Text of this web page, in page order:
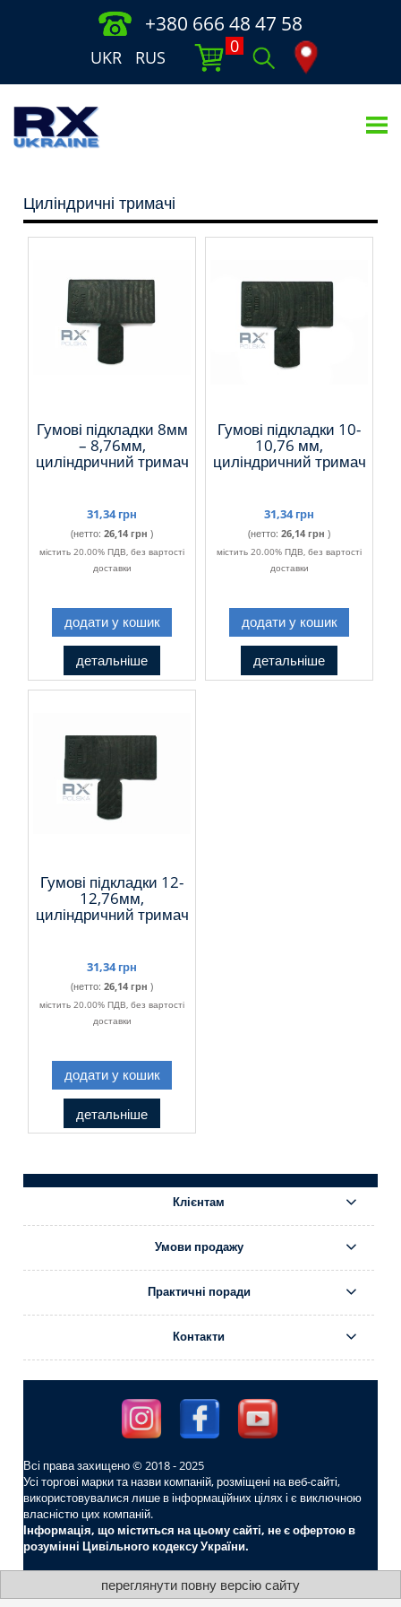
+380 666 48 47 58
UKR RUS
0
Циліндричні тримачі
Гумові підкладки 8мм
– 8,76мм,
циліндричний тримач
31,34 грн
(нетто: 26,14 грн )
містить 20.00% ПДВ, без вартості
доставки
додати у кошик
детальніше
Гумові підкладки 10-
10,76 мм,
циліндричний тримач
31,34 грн
(нетто: 26,14 грн )
містить 20.00% ПДВ, без вартості
доставки
додати у кошик
детальніше
Гумові підкладки 12-
12,76мм,
циліндричний тримач
31,34 грн
(нетто: 26,14 грн )
містить 20.00% ПДВ, без вартості
доставки
додати у кошик
детальніше
Клієнтам
Умови продажу
Практичні поради
Контакти
Всі права захищено © 2018 - 2025
Усі торгові марки та назви компаній, розміщені на веб-сайті,
використовувалися лише в інформаційних цілях і є виключною
власністю цих компаній.
Інформація, що міститься на цьому сайті, не є офертою в
розумінні Цивільного кодексу України.
переглянути повну версію сайту